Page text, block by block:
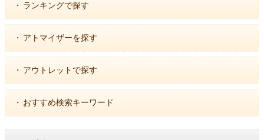
・ ランキングで探す
・ アトマイザーを探す
・ アウトレットで探す
・ おすすめ検索キーワード